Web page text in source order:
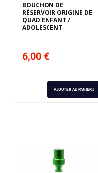
BOUCHON DE
RÉSERVOIR ORIGINE DE
QUAD ENFANT /
ADOLESCENT
6,00 €
AJOUTER AU PANIER